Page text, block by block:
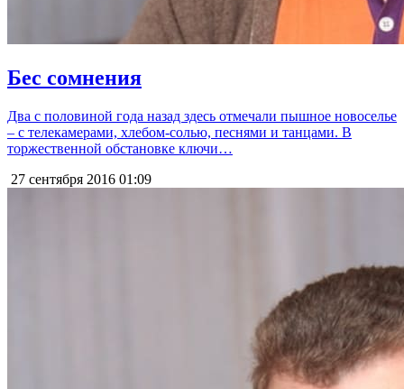
Бес сомнения
Два с половиной года назад здесь отмечали пышное новоселье
– с телекамерами, хлебом-солью, песнями и танцами. В
торжественной обстановке ключи…
27 сентября 2016 01:09